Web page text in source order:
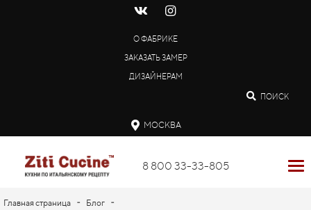
О ФАБРИКЕ
ЗАКАЗАТЬ ЗАМЕР
ДИЗАЙНЕРАМ
ПОИСК
МОСКВА
8 800 33-33-805
Главная страница - Блог -